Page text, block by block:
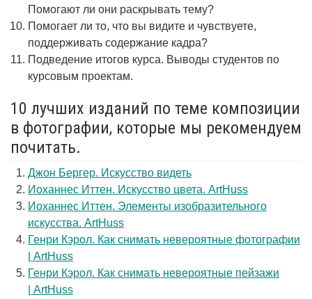
Помогают ли они раскрывать тему?
Помогает ли то, что вы видите и чувствуете,
поддерживать содержание кадра?
Подведение итогов курса. Выводы студентов по
курсовым проектам.
10 лучших изданий по теме композиции
в фотографии, которые мы рекомендуем
почитать.
Джон Бергер. Искусство видеть
Иоханнес Иттен. Искусство цвета. ArtHuss
Иоханнес Иттен. Элементы изобразительного
искусства. ArtHuss
Генри Кэрол. Как снимать невероятные фотографии
| ArtHuss
Генри Кэрол. Как снимать невероятные пейзажи
| ArtHuss